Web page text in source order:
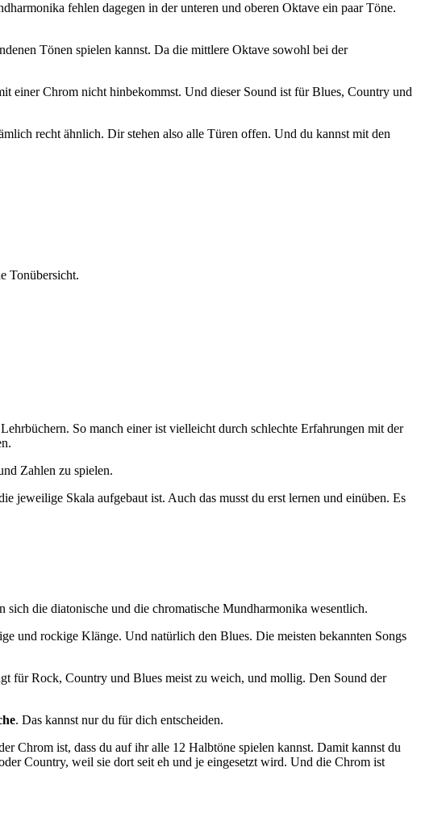
fehlen dagegen in der unteren und oberen Oktave ein paar Töne.
Tönen spielen kannst. Da die mittlere Oktave sowohl bei der
einer Chrom nicht hinbekommst. Und dieser Sound ist für Blues, Country und
recht ähnlich. Dir stehen also alle Türen offen. Und du kannst mit den
Tonübersicht.
So manch einer ist vielleicht durch schlechte Erfahrungen mit der
Zahlen zu spielen.
jeweilige Skala aufgebaut ist. Auch das musst du erst lernen und einüben. Es
die diatonische und die chromatische Mundharmonika wesentlich.
und rockige Klänge. Und natürlich den Blues. Die meisten bekannten Songs
für Rock, Country und Blues meist zu weich, und mollig. Den Sound der
. Das kannst nur du für dich entscheiden.
Chrom ist, dass du auf ihr alle 12 Halbtöne spielen kannst. Damit kannst du
Country, weil sie dort seit eh und je eingesetzt wird. Und die Chrom ist